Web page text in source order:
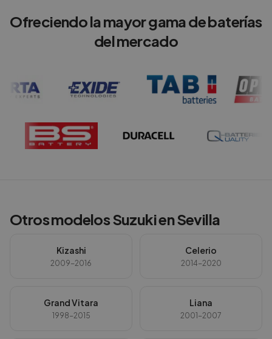
Ofreciendo la mayor gama de baterías
del mercado
Otros modelosSuzukienSevilla
Kizashi
2009-2016
Celerio
2014-2020
Grand Vitara
1998-2015
Liana
2001-2007